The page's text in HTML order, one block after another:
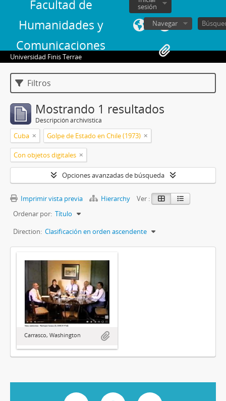
Facultad de
Humanidades y
Comunicaciones
sesión
Navegar
Universidad Finis Terrae
Filtros
Mostrando 1 resultados
Descripción archivística
Cuba Golpe de Estado en Chile (1973)
Con objetos digitales
Opciones avanzadas de búsqueda
Imprimir vista previa Hierarchy
Ver :
Ordenar por: Título
Direction: Clasificación en orden ascendente
Carrasco, Washington